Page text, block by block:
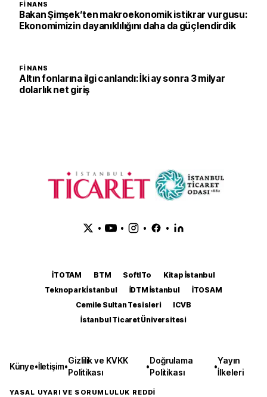
FINANS
Bakan Şimşek’ten makroekonomik istikrar vurgusu:
Ekonomimizin dayanıklılığını daha da güçlendirdik
FINANS
Altın fonlarına ilgi canlandı: İki ay sonra 3 milyar
dolarlık net giriş
• • • •
İTOTAM BTM SoftITo
Kitap İstanbul
Teknopark İstanbul
İDTM İstanbul
İTOSAM
Cemile Sultan Tesisleri
ICVB
İstanbul Ticaret Üniversitesi
Künye•İletişim•
Gizlilik ve KVKK
Politikası
•
Doğrulama
Politikası
•
Yayın
İlkeleri
YASAL UYARI VE SORUMLULUK REDDİ